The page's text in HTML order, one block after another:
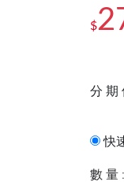
$
分 期
快
數 量 :